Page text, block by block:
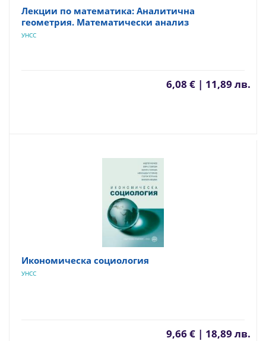
Лекции по математика: Аналитична
геометрия. Математически анализ
УНСС
6,08 € | 11,89 лв.
Икономическа социология
УНСС
9,66 € | 18,89 лв.